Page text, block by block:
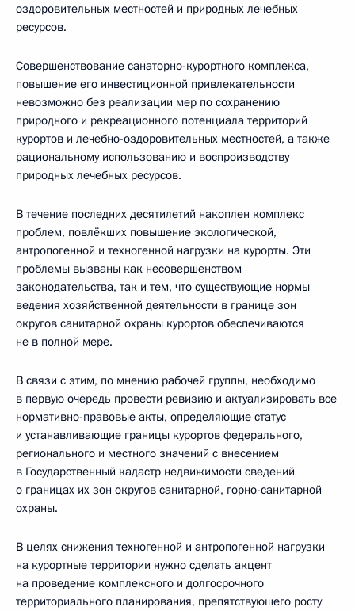
оздоровительных местностей и природных лечебных
ресурсов.
Совершенствование санаторно-курортного комплекса,
повышение его инвестиционной привлекательности
невозможно без реализации мер по сохранению
природного и рекреационного потенциала территорий
курортов и лечебно-оздоровительных местностей, а также
рациональному использованию и воспроизводству
природных лечебных ресурсов.
В течение последних десятилетий накоплен комплекс
проблем, повлёкших повышение экологической,
антропогенной и техногенной нагрузки на курорты. Эти
проблемы вызваны как несовершенством
законодательства, так и тем, что существующие нормы
ведения хозяйственной деятельности в границе зон
округов санитарной охраны курортов обеспечиваются
не в полной мере.
В связи с этим, по мнению рабочей группы, необходимо
в первую очередь провести ревизию и актуализировать все
нормативно-правовые акты, определяющие статус
и устанавливающие границы курортов федерального,
регионального и местного значений с внесением
в Государственный кадастр недвижимости сведений
о границах их зон округов санитарной, горно-санитарной
охраны.
В целях снижения техногенной и антропогенной нагрузки
на курортные территории нужно сделать акцент
на проведение комплексного и долгосрочного
территориального планирования, препятствующего росту